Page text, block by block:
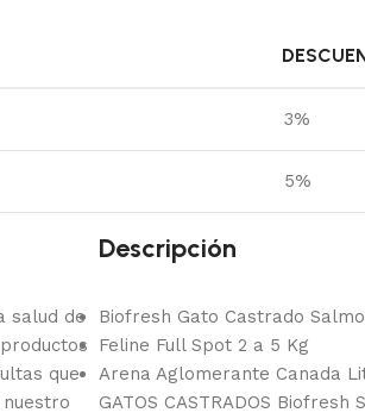
3%
5%
salud de
que
Descripción
Biofresh Gato Castrado
Feline Full Spot 2 a 5 Kg
Arena Aglomerante Canada
GATOS CASTRADOS